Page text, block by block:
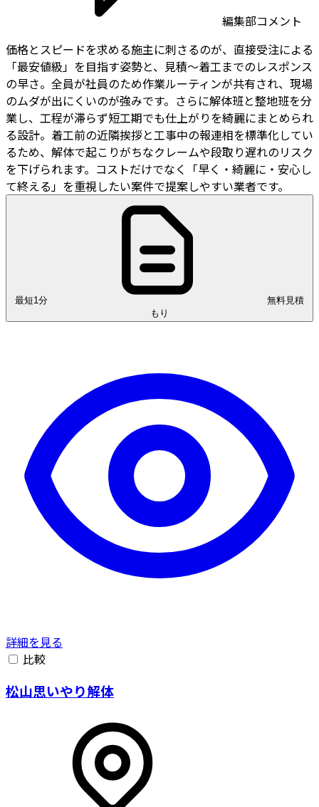
編集部コメント
価格とスピードを求める施主に刺さるのが、直接受注による
「最安値級」を目指す姿勢と、見積〜着工までのレスポンス
の早さ。全員が社員のため作業ルーティンが共有され、現場
のムダが出にくいのが強みです。さらに解体班と整地班を分
業し、工程が滞らず短工期でも仕上がりを綺麗にまとめられ
る設計。着工前の近隣挨拶と工事中の報連相を標準化してい
るため、解体で起こりがちなクレームや段取り遅れのリスク
を下げられます。コストだけでなく「早く・綺麗に・安心し
て終える」を重視したい案件で提案しやすい業者です。
最短1分
もり
詳細を見る
比較
松山思いやり解体